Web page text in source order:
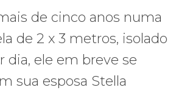
de cinco anos numa
de 2 x 3 metros, isolado
dia, ele em breve se
sua esposa Stella